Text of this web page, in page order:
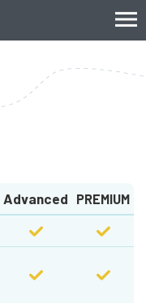
Advanced PREMIUM